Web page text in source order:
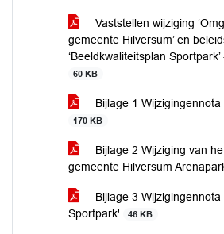
Vaststellen wijziging
gemeente Hilversum’ en
‘Beeldkwaliteitsplan
60 KB
Bijlage 1
170 KB
Bijlage 2 Wijziging van
gemeente Hilversum
Bijlage 3
Sportpark'
46 KB